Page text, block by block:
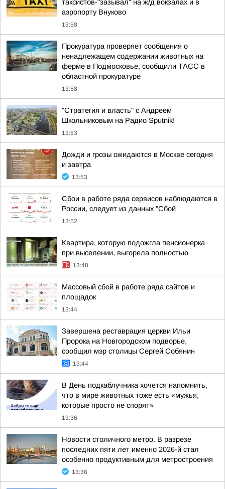
таксистов-"зазывал" на ж/д вокзалах и в
аэропорту Внуково
13:58
Прокуратура проверяет сообщения о
ненадлежащем содержании животных на
ферме в Подмосковье, сообщили ТАСС в
областной прокуратуре
13:58
"Стратегия и власть" с Андреем
Школьниковым на Радио Sputnik!
13:53
Дожди и грозы ожидаются в Москве сегодня
и завтра
13:53
Сбои в работе ряда сервисов наблюдаются в
России, следует из данных "Сбой
13:52
Квартира, которую подожгла пенсионерка
при выселении, выгорела полностью
13:48
Массовый сбой в работе ряда сайтов и
площадок
13:44
Завершена реставрация церкви Ильи
Пророка на Новгородском подворье,
сообщил мэр столицы Сергей Собянин
13:44
В День подкаблучника хочется напомнить,
что в мире животных тоже есть «мужья,
которые просто не спорят»
13:36
Новости столичного метро. В разрезе
последних пяти лет именно 2026-й стал
особенно продуктивным для метростроения
13:36